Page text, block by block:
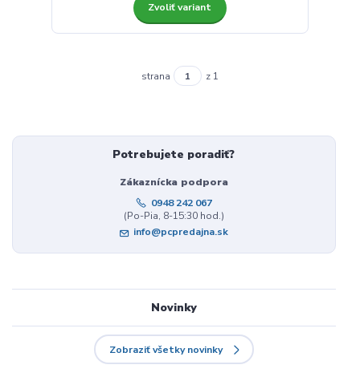
Zvoliť variant
strana z 1
Potrebujete poradiť?
Zákaznícka podpora
0948 242 067
(Po-Pia, 8-15:30 hod.)
info@pcpredajna.sk
Novinky
Zobraziť všetky novinky